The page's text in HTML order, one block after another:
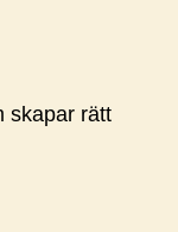
skapar rätt